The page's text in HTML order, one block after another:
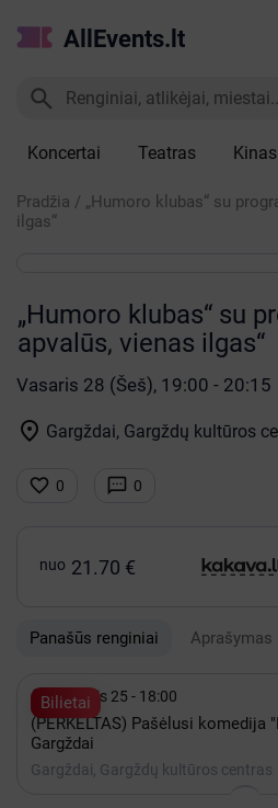
AllEvents.lt

Koncertai Teatras Kinas
Pradžia / „Humoro klubas“ su
ilgas“
„Humoro klubas“ su
apvalūs, vienas ilgas“
Vasaris 28 (Šeš), 19:00 - 20:15
 Gargždai, Gargždų kultūros
 0  0
nuo 21.70 €
Panašūs renginiai Aprašymas
Bilietai
 Rugsėjis 25 - 18:00
(PERKELTAS) Pašėlusi komedija
Gargždai
Gargždai, Gargždų kultūros centras